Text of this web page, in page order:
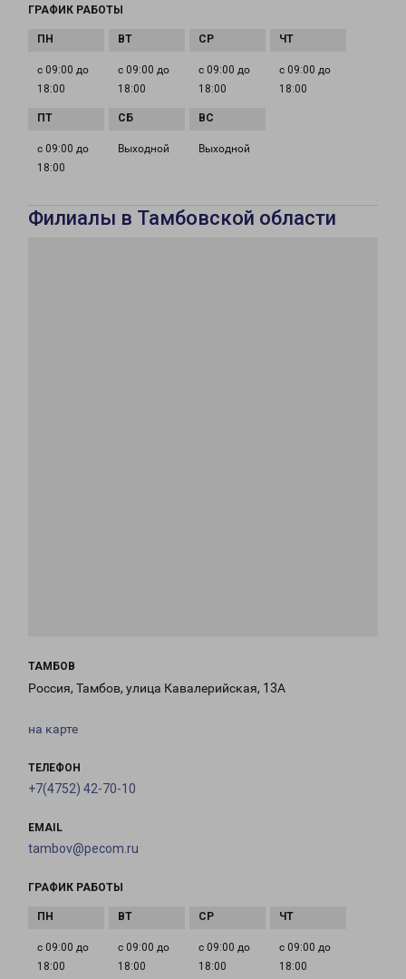
ГРАФИК РАБОТЫ
с 09:00 до
18:00
с 09:00 до
18:00
с 09:00 до
18:00
с 09:00 до
18:00
с 09:00 до
18:00
Выходной Выходной
Филиалы в Тамбовской области
ТАМБОВ
Россия, Тамбов, улица Кавалерийская, 13А
на карте
ТЕЛЕФОН
+7(4752) 42-70-10
EMAIL
tambov@pecom.ru
ГРАФИК РАБОТЫ
с 09:00 до
18:00
с 09:00 до
18:00
с 09:00 до
18:00
с 09:00 до
18:00